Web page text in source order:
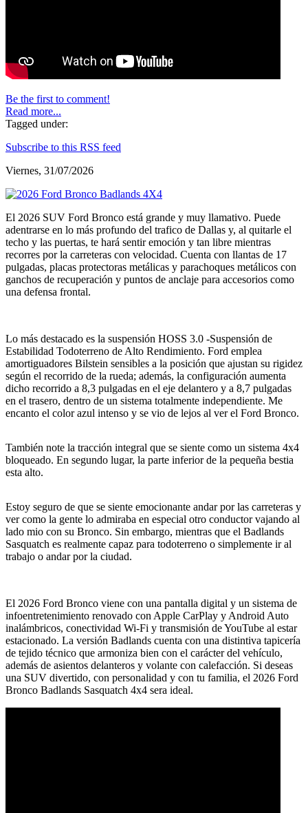
Be the first to comment!
Read more...
Tagged under:
Subscribe to this RSS feed
Viernes, 31/07/2026
El 2026 SUV Ford Bronco está grande y muy llamativo. Puede
adentrarse en lo más profundo del trafico de Dallas y, al quitarle el
techo y las puertas, te hará sentir emoción y tan libre mientras
recorres por la carreteras con velocidad. Cuenta con llantas de 17
pulgadas, placas protectoras metálicas y parachoques metálicos con
ganchos de recuperación y puntos de anclaje para accesorios como
una defensa frontal.
Lo más destacado es la suspensión HOSS 3.0 -Suspensión de
Estabilidad Todoterreno de Alto Rendimiento. Ford emplea
amortiguadores Bilstein sensibles a la posición que ajustan su rigidez
según el recorrido de la rueda; además, la configuración aumenta
dicho recorrido a 8,3 pulgadas en el eje delantero y a 8,7 pulgadas
en el trasero, dentro de un sistema totalmente independiente. Me
encanto el color azul intenso y se vio de lejos al ver el Ford Bronco.
También note la tracción integral que se siente como un sistema 4x4
bloqueado. En segundo lugar, la parte inferior de la pequeña bestia
esta alto.
Estoy seguro de que se siente emocionante andar por las carreteras y
ver como la gente lo admiraba en especial otro conductor vajando al
lado mio con su Bronco. Sin embargo, mientras que el Badlands
Sasquatch es realmente capaz para todoterreno o simplemente ir al
trabajo o andar por la ciudad.
El 2026 Ford Bronco viene con una pantalla digital y un sistema de
infoentretenimiento renovado con Apple CarPlay y Android Auto
inalámbricos, conectividad Wi-Fi y transmisión de YouTube al estar
estacionado. La versión Badlands cuenta con una distintiva tapicería
de tejido técnico que armoniza bien con el carácter del vehículo,
además de asientos delanteros y volante con calefacción. Si deseas
una SUV divertido, con personalidad y con tu familia, el 2026 Ford
Bronco Badlands Sasquatch 4x4 sera ideal.